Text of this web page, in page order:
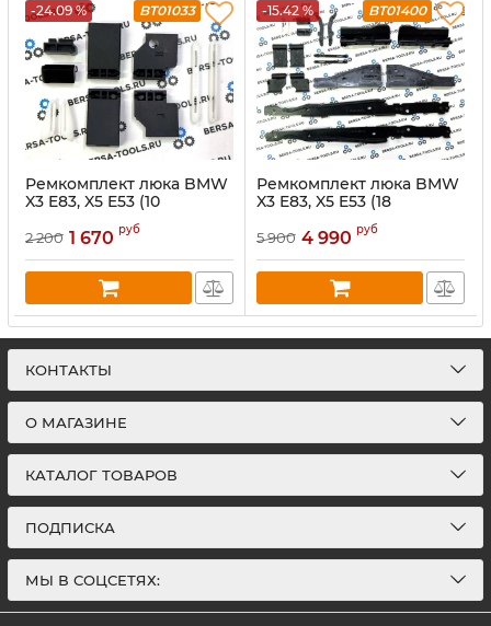
-24.09 % BT01033
Ремкомплект люка BMW
X3 E83, X5 E53 (10
2 200 1 670 руб
-15.42 % BT01400
Ремкомплект люка BMW
X3 E83, X5 E53 (18
5 900 4 990 руб
КОНТАКТЫ
О МАГАЗИНЕ
КАТАЛОГ ТОВАРОВ
ПОДПИСКА
МЫ В СОЦСЕТЯХ: